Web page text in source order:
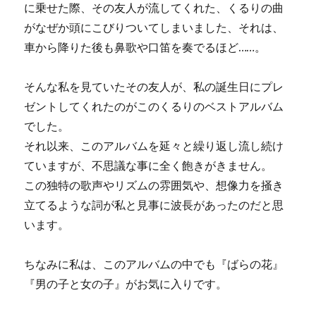
に乗せた際、その友人が流してくれた、くるりの曲
がなぜか頭にこびりついてしまいました、それは、
車から降りた後も鼻歌や口笛を奏でるほど……。
そんな私を見ていたその友人が、私の誕生日にプレ
ゼントしてくれたのがこのくるりのベストアルバム
でした。
それ以来、このアルバムを延々と繰り返し流し続け
ていますが、不思議な事に全く飽きがきません。
この独特の歌声やリズムの雰囲気や、想像力を掻き
立てるような詞が私と見事に波長があったのだと思
います。
ちなみに私は、このアルバムの中でも『ばらの花』
『男の子と女の子』がお気に入りです。